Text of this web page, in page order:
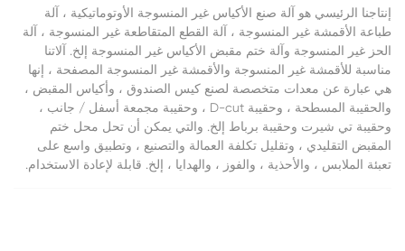
إنتاجنا الرئيسي هو آلة صنع الأكياس غير المنسوجة الأوتوماتيكية ، آلة
طباعة الأقمشة غير المنسوجة ، آلة القطع المتقاطعة غير المنسوجة ، آلة
الحز غير المنسوجة وآلة ختم مقبض الأكياس غير المنسوجة إلخ. آلاتنا
مناسبة للأقمشة غير المنسوجة والأقمشة غير المنسوجة المصفحة ، إنها
هي عبارة عن معدات متخصصة لصنع كيس الصندوق ، وأكياس المقبض ،
والحقيبة المسطحة ، وحقيبة D-cut ، وحقيبة مجمعة أسفل / جانب ،
وحقيبة تي شيرت وحقيبة برباط إلخ. والتي يمكن أن تحل محل ختم
المقبض التقليدي ، وتقليل تكلفة العمالة والتصنيع ، وتطبيق واسع على
تعبئة الملابس ، والأحذية ، والفوز ، والهدايا ، إلخ. قابلة لإعادة الاستخدام.